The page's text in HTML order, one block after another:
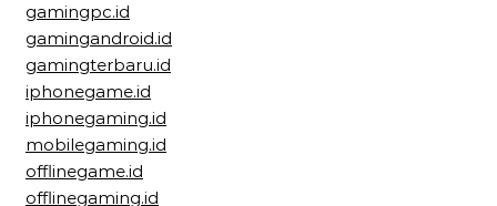
gamingpc.id
gamingandroid.id
gamingterbaru.id
iphonegame.id
iphonegaming.id
mobilegaming.id
offlinegame.id
offlinegaming.id